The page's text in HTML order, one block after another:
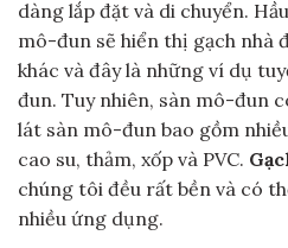
dàng lắp đặt và di chuyển.
mô-đun sẽ hiển thị gạch nhà
khác và đây là những ví dụ
đun. Tuy nhiên, sàn mô-đun
lát sàn mô-đun bao gồm
cao su, thảm, xốp và PVC.
chúng tôi đều rất bền và có
nhiều ứng dụng.